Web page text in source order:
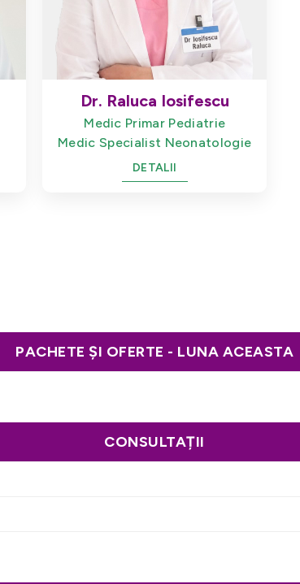
Dr. Raluca Iosifescu
Medic Primar Pediatrie
Medic Specialist Neonatologie
DETALII
PACHETE ȘI OFERTE - LUNA ACEASTA
CONSULTAȚII